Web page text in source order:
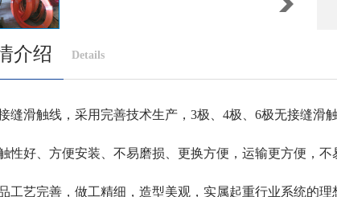
介绍 Details
滑触线，采用完善技术生产，3极、4极、6极无接缝滑
性好、方便安装、不易磨损、更换方便，运输更方便，不
艺完善，做工精细，造型美观，实属起重行业系统的理